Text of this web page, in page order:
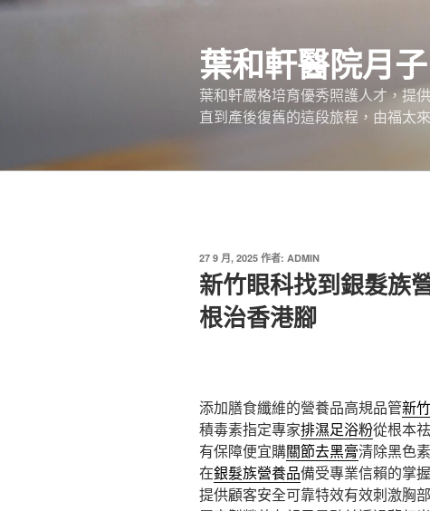
跳
葉和軒醫院月
葉和軒嚴格培育優秀照護人才，提
直到產後復舊的這段旅程，由福太
發
佈
於
27 9 月, 2025 作者: ADMIN
新竹眼科找到銀髮族
根治香港腳
添加膳食纖維的營養品高規品管新
積毒素指定專家排濕足浴粉從根本
有保障便宜購關節去黑膏清除黑色
在銀髮族營養品備受專業信賴的掌
提供顧客安全可靠特效有效刺激胸